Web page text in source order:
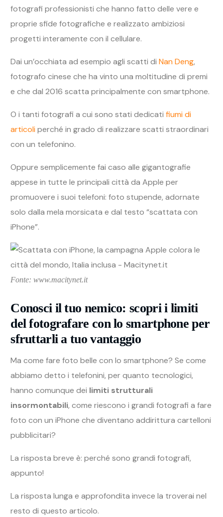
fotografi professionisti che hanno fatto delle vere e
proprie sfide fotografiche e realizzato ambiziosi
progetti interamente con il cellulare.
Dai un’occhiata ad esempio agli scatti diNan Deng,
fotografo cinese che ha vinto una moltitudine di premi
e che dal 2016 scatta principalmente con smartphone.
O i tanti fotografi a cui sono stati dedicatifiumi di
articoli perché in grado di realizzare scatti straordinari
con un telefonino.
Oppure semplicemente fai caso alle gigantografie
appese in tutte le principali città da Apple per
promuovere i suoi telefoni: foto stupende, adornate
solo dalla mela morsicata e dal testo “scattata con
iPhone”.
Fonte: www.macitynet.it
Conosci il tuo nemico: scopri i limiti
del fotografare con lo smartphone per
sfruttarli a tuo vantaggio
Ma come fare foto belle con lo smartphone? Se come
abbiamo detto i telefonini, per quanto tecnologici,
hanno comunque dei limiti strutturali
insormontabili, come riescono i grandi fotografi a fare
foto con un iPhone che diventano addirittura cartelloni
pubblicitari?
La risposta breve è: perché sono grandi fotografi,
appunto!
La risposta lunga e approfondita invece la troverai nel
resto di questo articolo.